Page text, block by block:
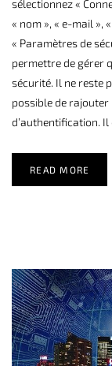
sélectionnez «
« nom », « e-mail »,
« Paramètres de
permettre de gérer
sécurité. Il ne reste
possible de
d’authentification.
READ MORE